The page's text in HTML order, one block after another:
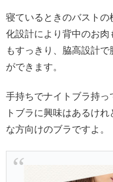
寝ているときのバスト
化設計により背中のお
もすっきり、脇高設計
ができます。
手持ちでナイトブラ持っ
トブラに興味はあるけ
な方向けのブラですよ。